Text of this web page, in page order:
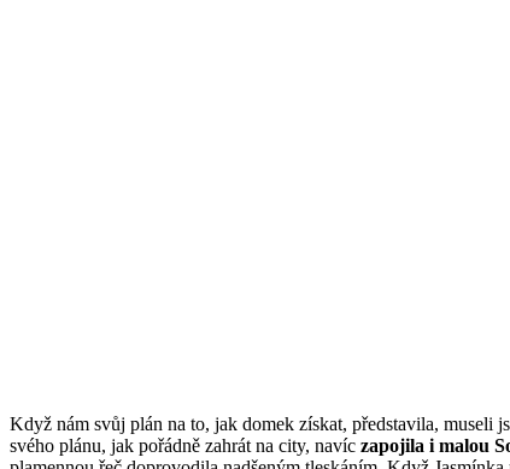
Když nám svůj plán na to, jak domek získat, představila, museli
svého plánu, jak pořádně zahrát na city, navíc zapojila i malou